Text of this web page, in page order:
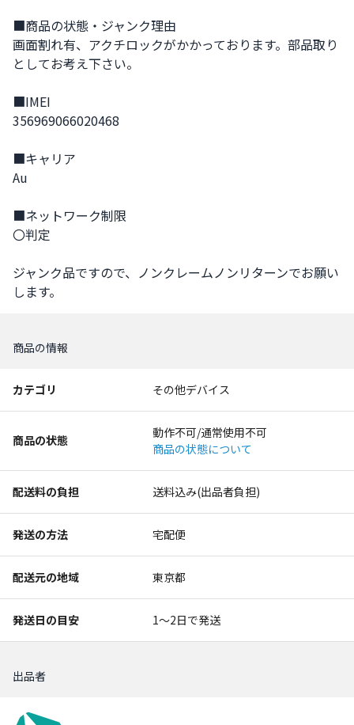
■商品の状態・ジャンク理由
画面割れ有、アクチロックがかかっております。部品取り
としてお考え下さい。
■IMEI
356969066020468
■キャリア
Au
■ネットワーク制限
〇判定
ジャンク品ですので、ノンクレームノンリターンでお願い
します。
商品の情報
カテゴリ その他デバイス
商品の状態
動作不可/通常使用不可
商品の状態について
配送料の負担 送料込み(出品者負担)
発送の方法 宅配便
配送元の地域 東京都
発送日の目安 1〜2日で発送
出品者